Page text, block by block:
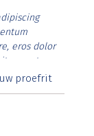
eros dolor
erat.
lorem
proefrit